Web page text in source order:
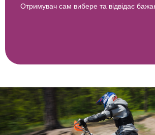
Отримувач сам вибере та відвідає